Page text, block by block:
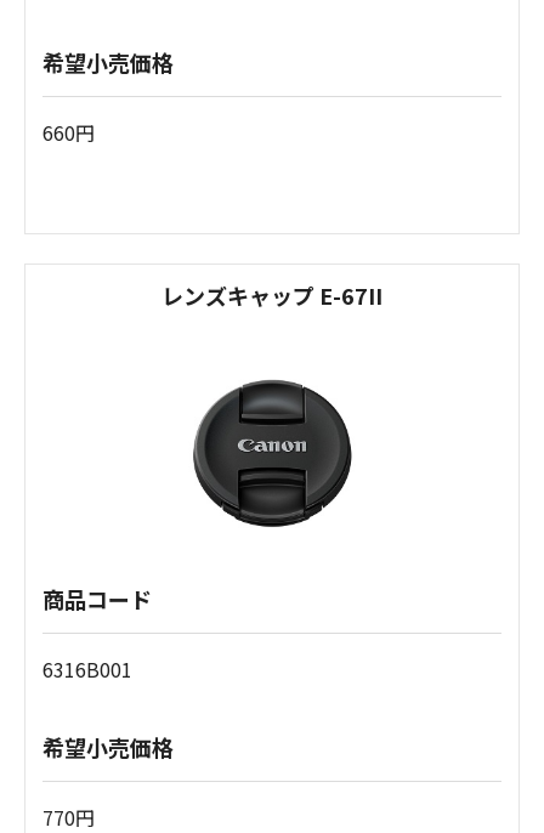
希望小売価格
660円
レンズキャップ E-67II
商品コード
6316B001
希望小売価格
770円